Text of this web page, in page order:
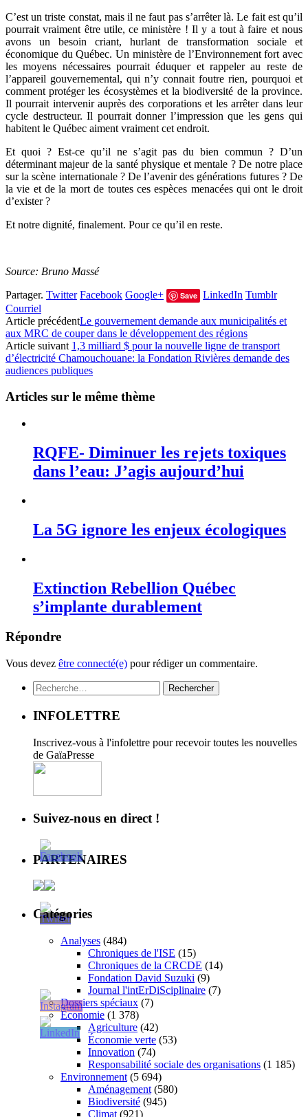
C’est un triste constat, mais il ne faut pas s’arrêter là. Le fait est qu’il
pourrait vraiment être utile, ce ministère ! Il y a tout à faire et nous
avons un besoin criant, hurlant de transformation sociale et
économique du Québec. Un ministère de l’Environnement fort avec
les moyens nécessaires pourrait éduquer et rappeler au reste de
l’appareil gouvernemental, qui n’y connait foutre rien, pourquoi et
comment protéger les écosystèmes et la biodiversité de la province.
Il pourrait intervenir auprès des corporations et les arrêter dans leur
cycle destructeur. Il pourrait donner l’impression que les gens qui
habitent le Québec aiment vraiment cet endroit.
Et quoi ? Est-ce qu’il ne s’agit pas du bien commun ? D’un
déterminant majeur de la santé physique et mentale ? De notre place
sur la scène internationale ? De l’avenir des générations futures ? De
la vie et de la mort de toutes ces espèces menacées qui ont le droit
d’exister ?
Et notre dignité, finalement. Pour ce qu’il en reste.
Source: Bruno Massé
Partager. Twitter Facebook Google+ Save LinkedIn Tumblr
Courriel
Article précédentLe gouvernement demande aux municipalités et
aux MRC de couper dans le développement des régions
Article suivant 1,3 milliard $ pour la nouvelle ligne de transport
d’électricité Chamouchouane: la Fondation Rivières demande des
audiences publiques
Articles sur le même thème
RQFE- Diminuer les rejets toxiques
dans l’eau: J’agis aujourd’hui
La 5G ignore les enjeux écologiques
Extinction Rebellion Québec
s’implante durablement
Répondre
Vous devez être connecté(e) pour rédiger un commentaire.
Rechercher :
INFOLETTRE
Inscrivez-vous à l'infolettre pour recevoir toutes les nouvelles
de GaïaPresse
Suivez-nous en direct !
PARTENAIRES
Catégories
Analyses (484)
Chroniques de l'ISE (15)
Chroniques de la CRCDE (14)
Fondation David Suzuki (9)
Journal l'intErDiSciplinaire (7)
Dossiers spéciaux (7)
Économie (1 378)
Agriculture (42)
Économie verte (53)
Innovation (74)
Responsabilité sociale des organisations (1 185)
Environnement (5 694)
Aménagement (580)
Biodiversité (945)
Climat (921)